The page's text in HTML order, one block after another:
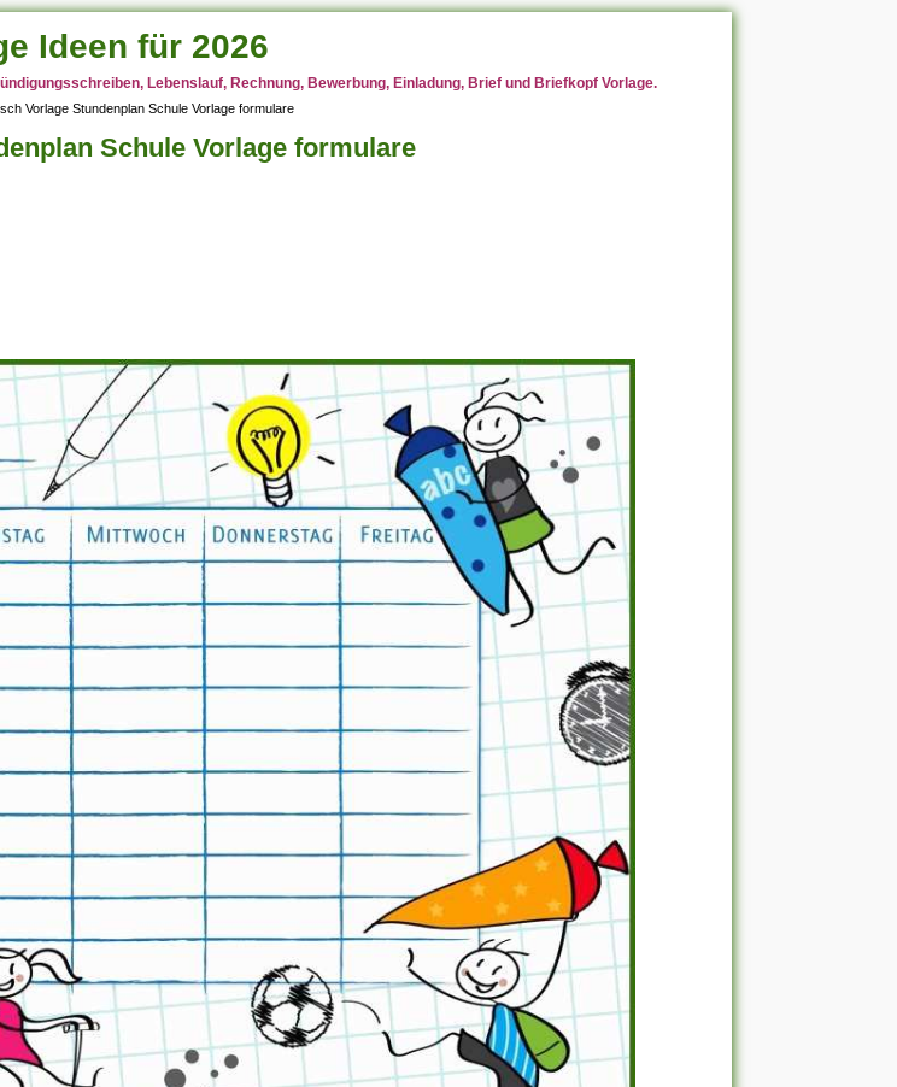
Ideen für 2026
Lebenslauf, Rechnung, Bewerbung, Einladung, Brief und Briefkopf Vorlage.
Vorlage Stundenplan Schule Vorlage formulare
Schule Vorlage formulare